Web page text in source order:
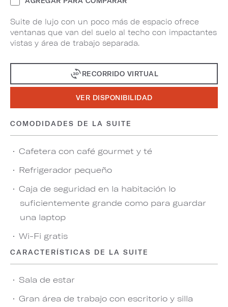
Suite de lujo con un poco más de espacio ofrece
ventanas que van del suelo al techo con impactantes
vistas y área de trabajo separada.
RECORRIDO VIRTUAL
VER DISPONIBILIDAD
COMODIDADES DE LA SUITE
Cafetera con café gourmet y té
Refrigerador pequeño
Caja de seguridad en la habitación lo
suficientemente grande como para guardar
una laptop
Wi-Fi gratis
CARACTERÍSTICAS DE LA SUITE
Sala de estar
Gran área de trabajo con escritorio y silla